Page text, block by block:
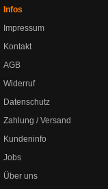
Infos
Impressum
Kontakt
AGB
Widerruf
Datenschutz
Zahlung / Versand
Kundeninfo
Jobs
Über uns